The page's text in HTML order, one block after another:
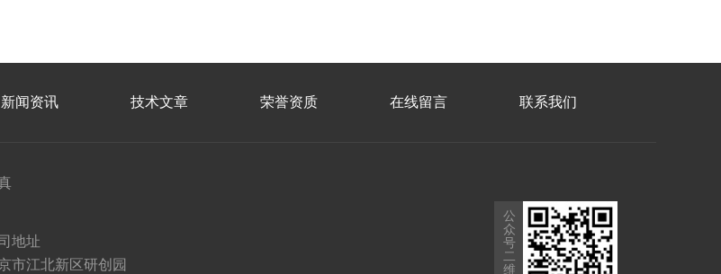
新闻资讯 技术文章 荣誉资质 在线留言 联系我们
地址
市江北新区研创园
公
众
号
二
维